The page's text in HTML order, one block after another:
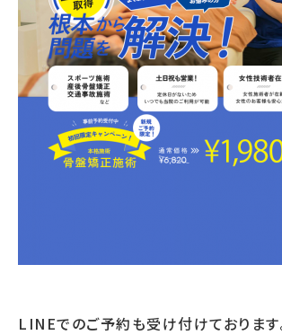
LINEでのご予約も受け付けております